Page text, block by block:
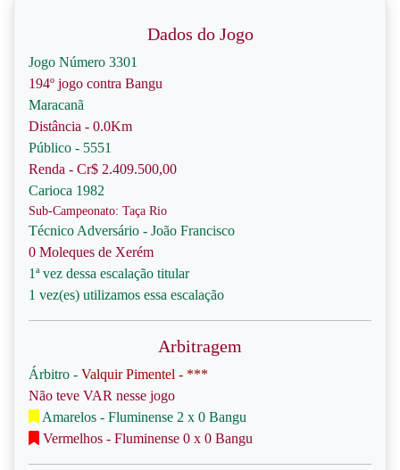
Dados do Jogo
Jogo Número 3301
194º jogo contra Bangu
Maracanã
Distância - 0.0Km
Público - 5551
Renda - Cr$ 2.409.500,00
Carioca 1982
Sub-Campeonato: Taça Rio
Técnico Adversário - João Francisco
0 Moleques de Xerém
1ª vez dessa escalação titular
1 vez(es) utilizamos essa escalação
Arbitragem
Árbitro - Valquir Pimentel - ***
Não teve VAR nesse jogo
Amarelos - Fluminense 2 x 0 Bangu
Vermelhos - Fluminense 0 x 0 Bangu